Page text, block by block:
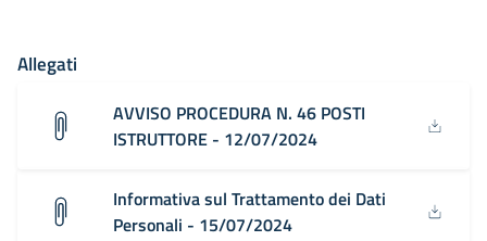
Allegati
AVVISO PROCEDURA N. 46 POSTI
ISTRUTTORE - 12/07/2024
Informativa sul Trattamento dei Dati
Personali - 15/07/2024